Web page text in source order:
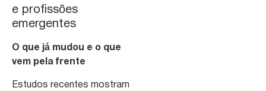
e profissões
emergentes
O que já mudou e o que
vem pela frente
Estudos recentes mostram